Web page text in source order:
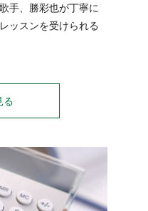
手、勝彩也が丁寧に
ッスンを受けられる
る